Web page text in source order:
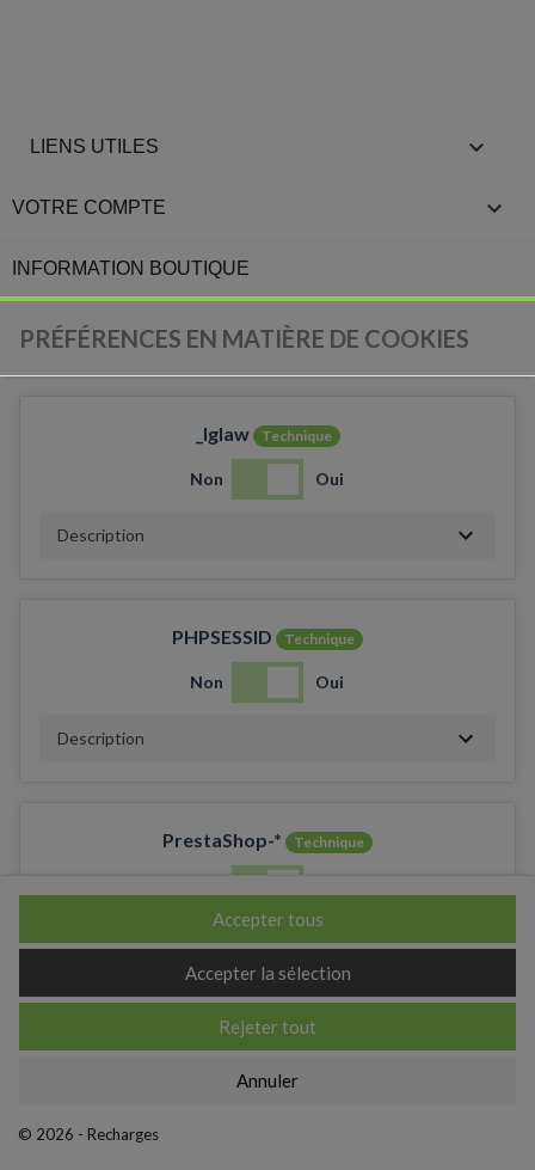
LIENS UTILES 
VOTRE COMPTE 
INFORMATION BOUTIQUE
PRÉFÉRENCES EN MATIÈRE DE COOKIES
_lglaw Technique
Non Oui
Description
PHPSESSID Technique
Non Oui
Description
PrestaShop-* Technique
Description
Description
Annuler
Rejeter tout
Accepter la sélection
Accepter tous
© 2026 - Recharges